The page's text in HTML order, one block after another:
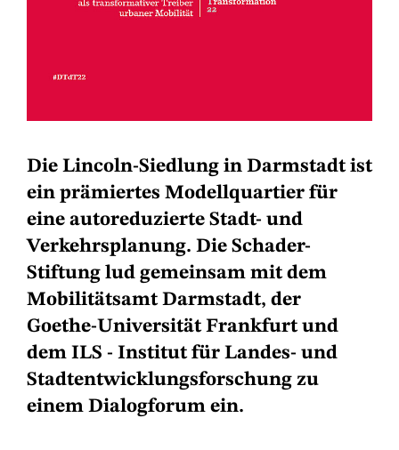
Die Lincoln-Siedlung in Darmstadt ist
ein prämiertes Modellquartier für
eine autoreduzierte Stadt- und
Verkehrsplanung. Die Schader-
Stiftung lud gemeinsam mit dem
Mobilitätsamt Darmstadt, der
Goethe-Universität Frankfurt und
dem ILS - Institut für Landes- und
Stadtentwicklungsforschung zu
einem Dialogforum ein.